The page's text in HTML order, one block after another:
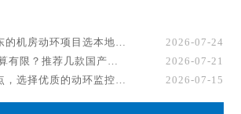
掌握三点核心，广东的机房动环项目选本地厂家事半功倍！
2026-07-24
2026年机房项目预算有限？推荐几款国产动环监控系统品牌
2026-07-21
以广东地区为切入点，选择优质的动环监控系统厂家
2026-07-15